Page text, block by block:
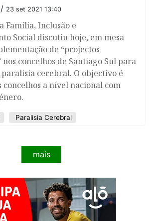
/ 23 set 2021 13:40
Família, Inclusão e
Social discutiu hoje, em mesa
de “projectos
concelhos de Santiago Sul para
cerebral. O objectivo é
concelhos a nível nacional com
Paralisia Cerebral
mais